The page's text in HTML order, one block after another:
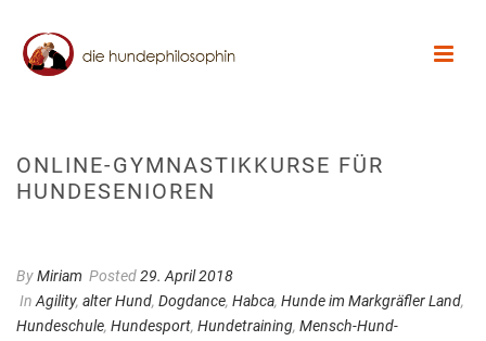
ONLINE-GYMNASTIKKURSE FÜR
HUNDESENIOREN
ByMiriam Posted29. April 2018
In Agility, alter Hund, Dogdance, Habca, Hunde im Markgräfler Land,
Hundeschule, Hundesport, Hundetraining, Mensch-Hund-